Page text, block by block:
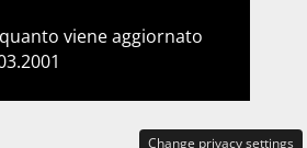
viene aggiornato
Change privacy settings